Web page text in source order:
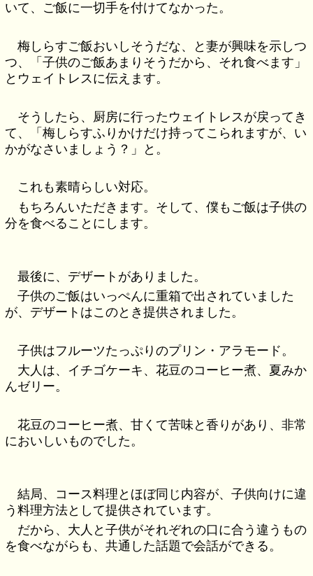
いて、ご飯に一切手を付けてなかった。
梅しらすご飯おいしそうだな、と妻が興味を示しつ
つ、「子供のご飯あまりそうだから、それ食べます」
とウェイトレスに伝えます。
そうしたら、厨房に行ったウェイトレスが戻ってき
て、「梅しらすふりかけだけ持ってこられますが、い
かがなさいましょう？」と。
これも素晴らしい対応。
もちろんいただきます。そして、僕もご飯は子供の
分を食べることにします。
最後に、デザートがありました。
子供のご飯はいっぺんに重箱で出されていました
が、デザートはこのとき提供されました。
子供はフルーツたっぷりのプリン・アラモード。
大人は、イチゴケーキ、花豆のコーヒー煮、夏みか
んゼリー。
花豆のコーヒー煮、甘くて苦味と香りがあり、非常
においしいものでした。
結局、コース料理とほぼ同じ内容が、子供向けに違
う料理方法として提供されています。
だから、大人と子供がそれぞれの口に合う違うもの
を食べながらも、共通した話題で会話ができる。